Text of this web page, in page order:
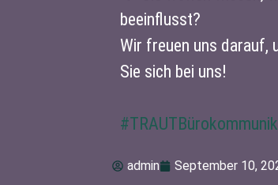
beeinflusst?
Wir freuen uns darauf,
Sie sich bei uns!
admin September 10,